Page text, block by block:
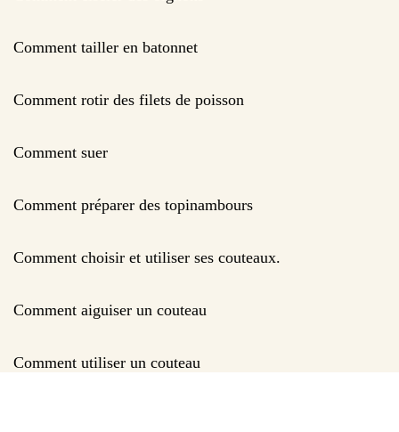
Comment tailler en batonnet
Comment rotir des filets de poisson
Comment suer
Comment préparer des topinambours
Comment choisir et utiliser ses couteaux.
Comment aiguiser un couteau
Comment utiliser un couteau